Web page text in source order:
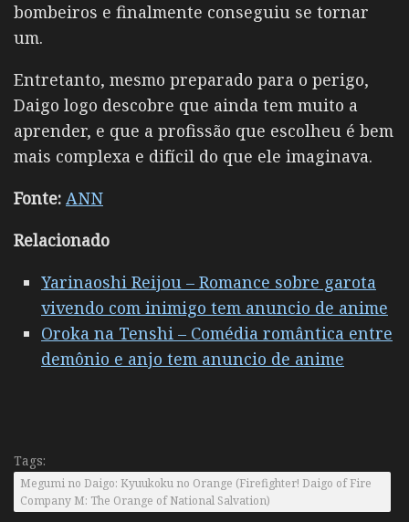
bombeiros e finalmente conseguiu se tornar
um.
Entretanto, mesmo preparado para o perigo,
Daigo logo descobre que ainda tem muito a
aprender, e que a profissão que escolheu é bem
mais complexa e difícil do que ele imaginava.
Fonte: ANN
Relacionado
Yarinaoshi Reijou – Romance sobre garota
vivendo com inimigo tem anuncio de anime
Oroka na Tenshi – Comédia romântica entre
demônio e anjo tem anuncio de anime
Tags:
Megumi no Daigo: Kyuukoku no Orange (Firefighter! Daigo of Fire
Company M: The Orange of National Salvation)